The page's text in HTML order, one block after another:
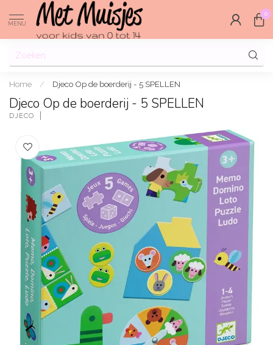
MENU
0
Home / Djeco Op de boerderij - 5 SPELLEN
Djeco Op de boerderij - 5 SPELLEN
DJECO